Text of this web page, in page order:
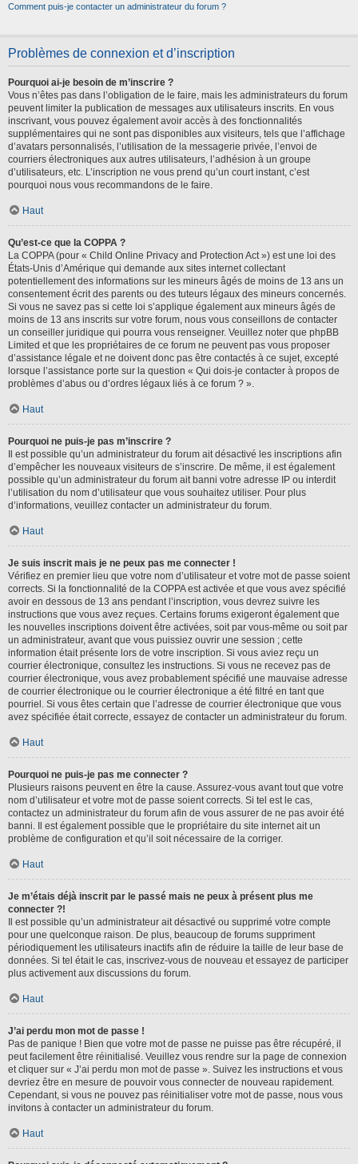
Comment puis-je contacter un administrateur du forum ?
Problèmes de connexion et d’inscription
Pourquoi ai-je besoin de m’inscrire ?
Vous n’êtes pas dans l’obligation de le faire, mais les administrateurs du forum
peuvent limiter la publication de messages aux utilisateurs inscrits. En vous
inscrivant, vous pouvez également avoir accès à des fonctionnalités
supplémentaires qui ne sont pas disponibles aux visiteurs, tels que l’affichage
d’avatars personnalisés, l’utilisation de la messagerie privée, l’envoi de
courriers électroniques aux autres utilisateurs, l’adhésion à un groupe
d’utilisateurs, etc. L’inscription ne vous prend qu’un court instant, c’est
pourquoi nous vous recommandons de le faire.
Haut
Qu’est-ce que la COPPA ?
La COPPA (pour « Child Online Privacy and Protection Act ») est une loi des
États-Unis d’Amérique qui demande aux sites internet collectant
potentiellement des informations sur les mineurs âgés de moins de 13 ans un
consentement écrit des parents ou des tuteurs légaux des mineurs concernés.
Si vous ne savez pas si cette loi s’applique également aux mineurs âgés de
moins de 13 ans inscrits sur votre forum, nous vous conseillons de contacter
un conseiller juridique qui pourra vous renseigner. Veuillez noter que phpBB
Limited et que les propriétaires de ce forum ne peuvent pas vous proposer
d’assistance légale et ne doivent donc pas être contactés à ce sujet, excepté
lorsque l’assistance porte sur la question « Qui dois-je contacter à propos de
problèmes d’abus ou d’ordres légaux liés à ce forum ? ».
Haut
Pourquoi ne puis-je pas m’inscrire ?
Il est possible qu’un administrateur du forum ait désactivé les inscriptions afin
d’empêcher les nouveaux visiteurs de s’inscrire. De même, il est également
possible qu’un administrateur du forum ait banni votre adresse IP ou interdit
l’utilisation du nom d’utilisateur que vous souhaitez utiliser. Pour plus
d’informations, veuillez contacter un administrateur du forum.
Haut
Je suis inscrit mais je ne peux pas me connecter !
Vérifiez en premier lieu que votre nom d’utilisateur et votre mot de passe soient
corrects. Si la fonctionnalité de la COPPA est activée et que vous avez spécifié
avoir en dessous de 13 ans pendant l’inscription, vous devrez suivre les
instructions que vous avez reçues. Certains forums exigeront également que
les nouvelles inscriptions doivent être activées, soit par vous-même ou soit par
un administrateur, avant que vous puissiez ouvrir une session ; cette
information était présente lors de votre inscription. Si vous aviez reçu un
courrier électronique, consultez les instructions. Si vous ne recevez pas de
courrier électronique, vous avez probablement spécifié une mauvaise adresse
de courrier électronique ou le courrier électronique a été filtré en tant que
pourriel. Si vous êtes certain que l’adresse de courrier électronique que vous
avez spécifiée était correcte, essayez de contacter un administrateur du forum.
Haut
Pourquoi ne puis-je pas me connecter ?
Plusieurs raisons peuvent en être la cause. Assurez-vous avant tout que votre
nom d’utilisateur et votre mot de passe soient corrects. Si tel est le cas,
contactez un administrateur du forum afin de vous assurer de ne pas avoir été
banni. Il est également possible que le propriétaire du site internet ait un
problème de configuration et qu’il soit nécessaire de la corriger.
Haut
Je m’étais déjà inscrit par le passé mais ne peux à présent plus me
connecter ?!
Il est possible qu’un administrateur ait désactivé ou supprimé votre compte
pour une quelconque raison. De plus, beaucoup de forums suppriment
périodiquement les utilisateurs inactifs afin de réduire la taille de leur base de
données. Si tel était le cas, inscrivez-vous de nouveau et essayez de participer
plus activement aux discussions du forum.
Haut
J’ai perdu mon mot de passe !
Pas de panique ! Bien que votre mot de passe ne puisse pas être récupéré, il
peut facilement être réinitialisé. Veuillez vous rendre sur la page de connexion
et cliquer sur « J’ai perdu mon mot de passe ». Suivez les instructions et vous
devriez être en mesure de pouvoir vous connecter de nouveau rapidement.
Cependant, si vous ne pouvez pas réinitialiser votre mot de passe, nous vous
invitons à contacter un administrateur du forum.
Haut